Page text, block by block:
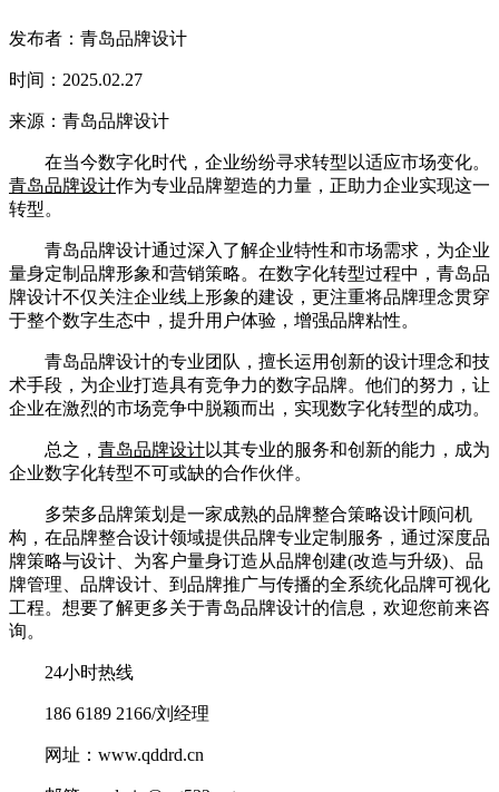
发布者：青岛品牌设计
时间：2025.02.27
来源：青岛品牌设计
在当今数字化时代，企业纷纷寻求转型以适应市场变化。
青岛品牌设计作为专业品牌塑造的力量，正助力企业实现这一
转型。
青岛品牌设计通过深入了解企业特性和市场需求，为企业
量身定制品牌形象和营销策略。在数字化转型过程中，青岛品
牌设计不仅关注企业线上形象的建设，更注重将品牌理念贯穿
于整个数字生态中，提升用户体验，增强品牌粘性。
青岛品牌设计的专业团队，擅长运用创新的设计理念和技
术手段，为企业打造具有竞争力的数字品牌。他们的努力，让
企业在激烈的市场竞争中脱颖而出，实现数字化转型的成功。
总之， 青岛品牌设计以其专业的服务和创新的能力，成为
企业数字化转型不可或缺的合作伙伴。
多荣多品牌策划是一家成熟的品牌整合策略设计顾问机
构，在品牌整合设计领域提供品牌专业定制服务，通过深度品
牌策略与设计、为客户量身订造从品牌创建(改造与升级)、品
牌管理、品牌设计、到品牌推广与传播的全系统化品牌可视化
工程。想要了解更多关于青岛品牌设计的信息，欢迎您前来咨
询。
24小时热线
186 6189 2166/刘经理
网址：www.qddrd.cn